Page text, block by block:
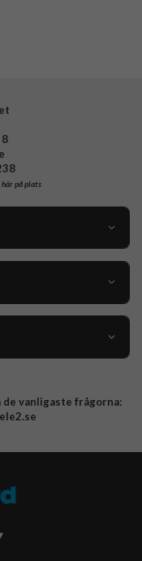
på plats
vanligaste frågorna: